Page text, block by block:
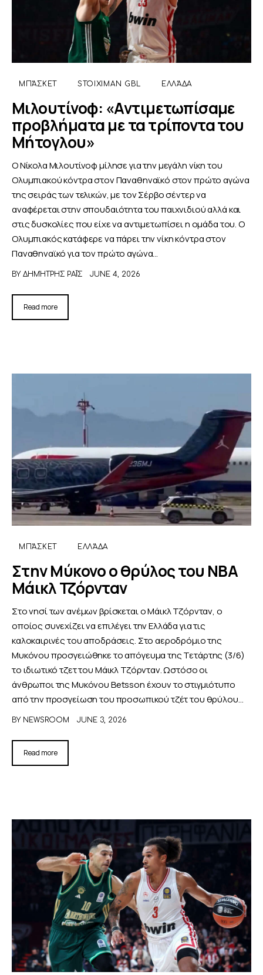
ΜΠΆΣΚΕΤ STOIXIMAN GBL ΕΛΛΆΔΑ
Μιλουτίνοφ: «Αντιμετωπίσαμε
προβλήματα με τα τρίποντα του
Μήτογλου»
Ο Νίκολα Μιλουτίνοφ μίλησε για την μεγάλη νίκη του
Ολυμπιακού κόντρα στον Παναθηναϊκό στον πρώτο αγώνα
της σειράς των τελικών, με τον Σέρβο σέντερ να
αναφέρεται στην σπουδαιότητα του παιχνιδιού αλλά και
στις δυσκολίες που είχε να αντιμετωπίσει η ομάδα του. Ο
Ολυμπιακός κατάφερε να πάρει την νίκη κόντρα στον
Παναθηναϊκό για τον πρώτο αγώνα…
BY ΔΗΜΉΤΡΗΣ ΡΑΪ́Σ JUNE 4, 2026
Read more
ΜΠΆΣΚΕΤ ΕΛΛΆΔΑ
Στην Μύκονο ο θρύλος του ΝΒΑ
Μάικλ Τζόρνταν
Στο νησί των ανέμων βρίσκεται ο Μάικλ Τζόρνταν, ο
οποίος συνεχίζει να επιλέγει την Ελλάδα για τις
καλοκαιρινές του αποδράσεις. Στο αεροδρόμιο της
Μυκόνου προσγειώθηκε το απόγευμα της Τετάρτης (3/6)
το ιδιωτικό τζετ του Μάικλ Τζόρνταν. Ωστόσο οι
άνθρωποι της Μυκόνου Betsson έχουν το στιγμιότυπο
από την προσγείωση του προσωπικού τζέτ του θρύλου…
BY NEWSROOM JUNE 3, 2026
Read more